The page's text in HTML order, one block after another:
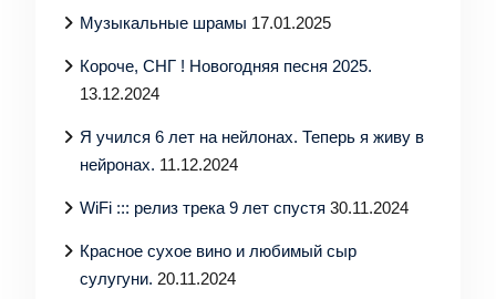
Музыкальные шрамы 17.01.2025
Короче, СНГ ! Новогодняя песня 2025.
13.12.2024
Я учился 6 лет на нейлонах. Теперь я живу в
нейронах. 11.12.2024
WiFi ::: релиз трека 9 лет спустя 30.11.2024
Красное сухое вино и любимый сыр
сулугуни. 20.11.2024